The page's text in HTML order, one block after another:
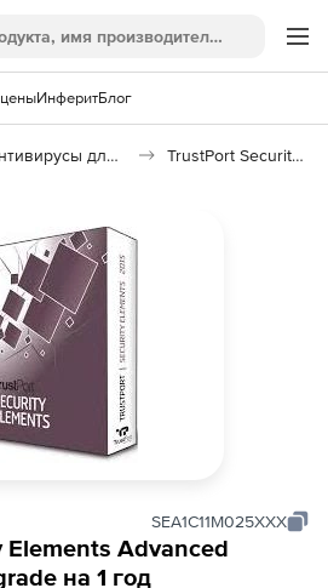
ИнферитБлог
Антивирусы для организаций TrustPort Security Elements Advanced
SEA1C11M025XXX
Advanced
на 1 год